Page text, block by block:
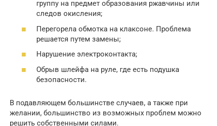
группу на предмет образования ржавчины или
следов окисления;
Перегорела обмотка на клаксоне. Проблема
решается путем замены;
Нарушение электроконтакта;
Обрыв шлейфа на руле, где есть подушка
безопасности.
В подавляющем большинстве случаев, а также при
желании, большинство из возможных проблем можно
решить собственными силами.